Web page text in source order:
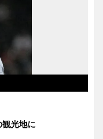
観光地に